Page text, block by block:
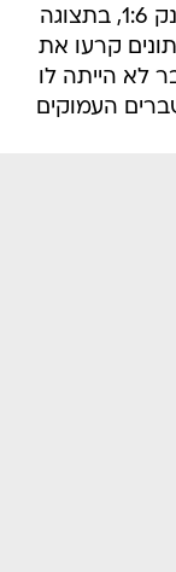
איידינספור פירקה את חניכיו של הידינק 1:6, בתצוגה
קרעו את
לא הייתה לו
העמוקים